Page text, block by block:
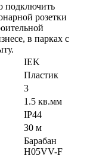
подключить
розетки
в парках с
IEK
Пластик
3
1.5 кв.мм
IP44
30 м
Барабан
H05VV-F